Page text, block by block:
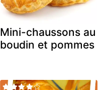
Mini-chaussons au
boudin et pommes